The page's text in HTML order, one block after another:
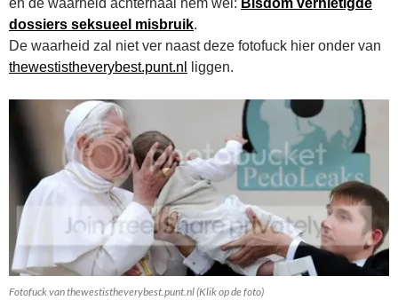
en de waarheid achterhaal hem wel: Bisdom vernietigde
dossiers seksueel misbruik.
De waarheid zal niet ver naast deze fotofuck hier onder van
thewestistheverybest.punt.nl
liggen.
Fotofuck van thewestistheverybest.punt.nl (Klik op de foto)